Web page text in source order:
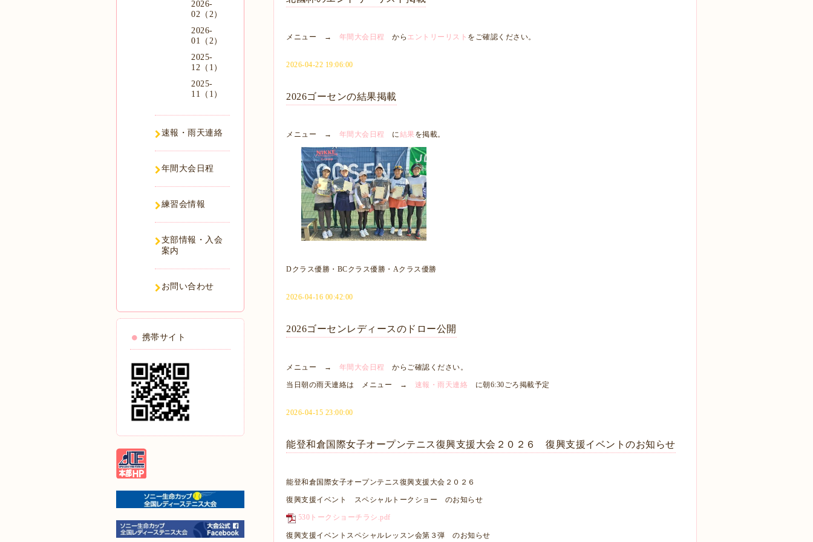
メニュー → 年間大会日程 から エントリーリスト をご確認ください。
2026-04-22 19:06:00
2026ゴーセンの結果掲載
メニュー → 年間大会日程 に結果 を掲載。
Dクラス優勝・BCクラス優勝・Aクラス優勝
2026-04-16 00:42:00
2026ゴーセンレディースのドロー公開
メニュー → 年間大会日程 からご確認ください。
当日朝の雨天連絡は メニュー → 速報・雨天連絡 に朝6:30ごろ掲載予定
2026-04-15 23:00:00
能登和倉国際女子オープンテニス復興支援大会２０２６ 復興支援イベントのお知らせ
能登和倉国際女子オープンテニス復興支援大会２０２６
復興支援イベント スペシャルトークショー のお知らせ
530トークショーチラシ.pdf
復興支援イベントスペシャルレッスン会第３弾 のお知らせ
2026-
02（2）
2026-
01（2）
2025-
12（1）
2025-
11（1）
速報・雨天連絡
年間大会日程
練習会情報
支部情報・入会
案内
お問い合わせ
携帯サイト